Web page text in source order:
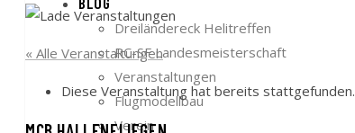
Dreiländereck Helitreffen
RC-SF Landesmeisterschaft
Veranstaltungen
Flugmodellbau
Verein
« Alle Veranstaltungen
Diese Veranstaltung hat bereits stattgefunden.